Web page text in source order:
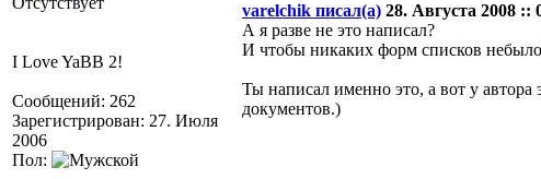
I Love YaBB 2!
Сообщений: 262
Зарегистрирован: 27. Июля
2006
Пол:
varelchik писал(а) 28. Августа 2008 ::
А я разве не это написал?
И чтобы никаких форм списков
Ты написал именно это, а вот у
документов.)